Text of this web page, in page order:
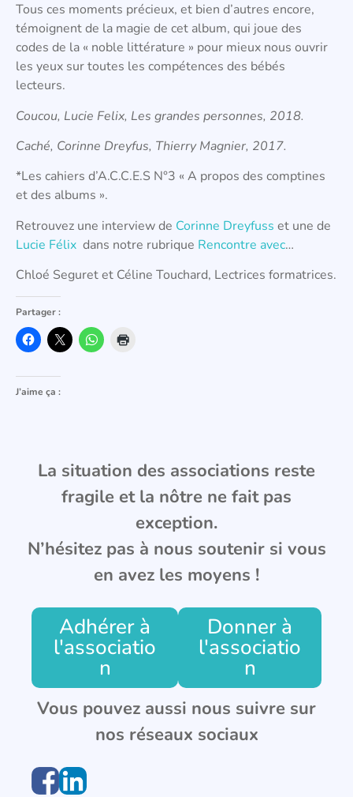
Tous ces moments précieux, et bien d’autres encore,
témoignent de la magie de cet album, qui joue des
codes de la « noble littérature » pour mieux nous ouvrir
les yeux sur toutes les compétences des bébés
lecteurs.
Coucou, Lucie Felix, Les grandes personnes, 2018.
Caché, Corinne Dreyfus, Thierry Magnier, 2017.
*Les cahiers d’A.C.C.E.S N°3 « A propos des comptines
et des albums ».
Retrouvez une interview de Corinne Dreyfuss et une de
Lucie Félix dans notre rubrique Rencontre avec…
Chloé Seguret et Céline Touchard, Lectrices formatrices.
Partager :
J’aime ça :
La situation des associations reste
fragile et la nôtre ne fait pas
exception.
N’hésitez pas à nous soutenir si vous
en avez les moyens !
Adhérer à
l'associatio
n
Donner à
l'associatio
n
Vous pouvez aussi nous suivre sur
nos réseaux sociaux